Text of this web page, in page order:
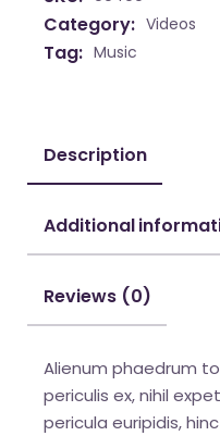
Category: Videos
Tag: Music
Description
Additional
Reviews (0)
Alienum phaedrum
periculis ex, nihil
pericula euripidis,